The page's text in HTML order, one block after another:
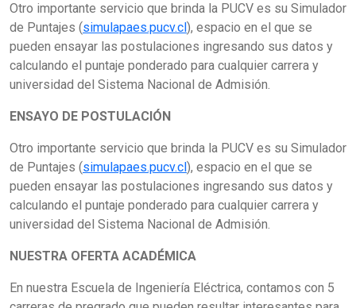
Otro importante servicio que brinda la PUCV es su Simulador
de Puntajes (simulapaes.pucv.cl ), espacio en el que se
pueden ensayar las postulaciones ingresando sus datos y
calculando el puntaje ponderado para cualquier carrera y
universidad del Sistema Nacional de Admisión.
ENSAYO DE POSTULACIÓN
Otro importante servicio que brinda la PUCV es su Simulador
de Puntajes (simulapaes.pucv.cl ), espacio en el que se
pueden ensayar las postulaciones ingresando sus datos y
calculando el puntaje ponderado para cualquier carrera y
universidad del Sistema Nacional de Admisión.
NUESTRA OFERTA ACADÉMICA
En nuestra Escuela de Ingeniería Eléctrica, contamos con 5